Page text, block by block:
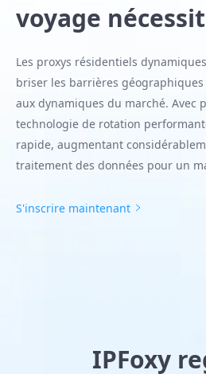
voyage
Les proxys résidentiels
briser les barrières
aux dynamiques du marché. Avec
technologie de rotation
rapide, augmentant
traitement des données pour un
S'inscrire maintenant
IPFoxy